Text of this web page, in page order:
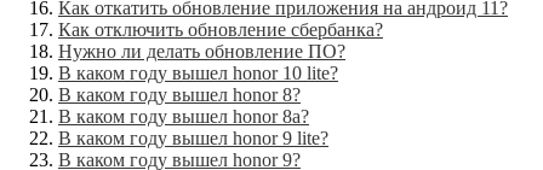
Как откатить обновление приложения на андроид 11?
Как отключить обновление сбербанка?
Нужно ли делать обновление ПО?
В каком году вышел honor 10 lite?
В каком году вышел honor 8?
В каком году вышел honor 8a?
В каком году вышел honor 9 lite?
В каком году вышел honor 9?